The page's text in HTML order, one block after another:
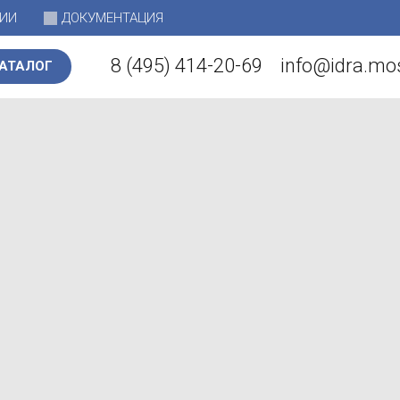
ДОКУМЕНТАЦИЯ
8 (495) 414-20-69